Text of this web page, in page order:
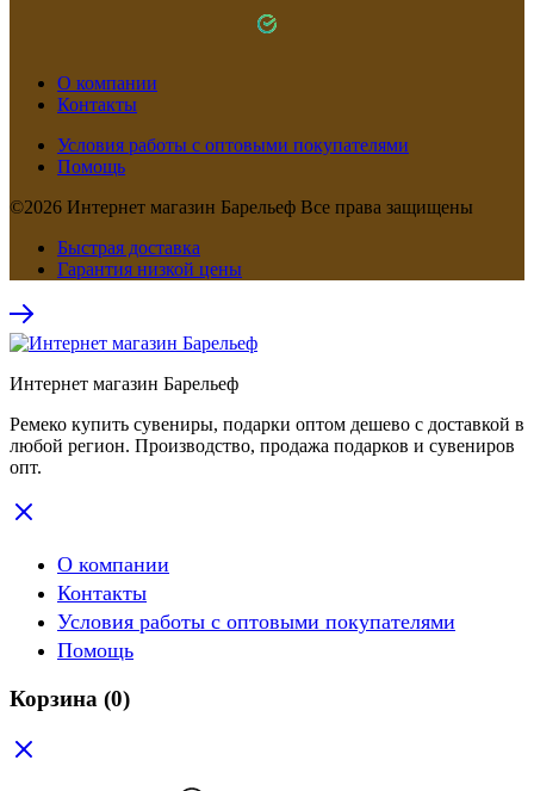
О компании
Контакты
Условия работы с оптовыми покупателями
Помощь
©2026 Интернет магазин Барельеф Все права защищены
Быстрая доставка
Гарантия низкой цены
Интернет магазин Барельеф
Ремеко купить сувениры, подарки оптом дешево с доставкой в
любой регион. Производство, продажа подарков и сувениров
опт.
О компании
Контакты
Условия работы с оптовыми покупателями
Помощь
Корзина (0)